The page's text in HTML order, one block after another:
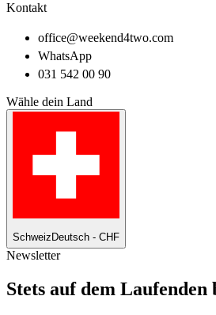
Kontakt
office@weekend4two.com
WhatsApp
031 542 00 90
Wähle dein Land
Schweiz Deutsch - CHF
Newsletter
Stets auf dem Laufenden